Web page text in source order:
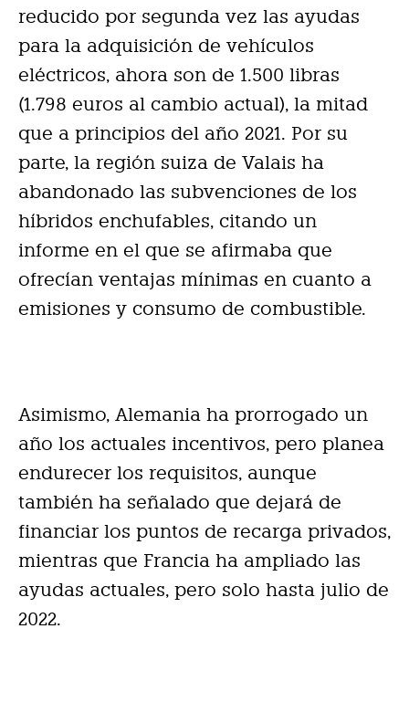
reducido por segunda vez las ayudas
para la adquisición de vehículos
eléctricos, ahora son de 1.500 libras
(1.798 euros al cambio actual), la mitad
que a principios del año 2021. Por su
parte, la región suiza de Valais ha
abandonado las subvenciones de los
híbridos enchufables, citando un
informe en el que se afirmaba que
ofrecían ventajas mínimas en cuanto a
emisiones y consumo de combustible.
Asimismo, Alemania ha prorrogado un
año los actuales incentivos, pero planea
endurecer los requisitos, aunque
también ha señalado que dejará de
financiar los puntos de recarga privados,
mientras que Francia ha ampliado las
ayudas actuales, pero solo hasta julio de
2022.